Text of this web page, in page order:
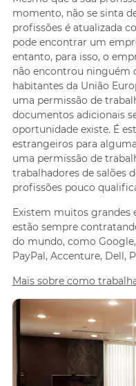
momento, não se sinta
profissões é atualizada
pode encontrar um
entanto, para isso, o
não encontrou ninguém
habitantes da União
uma permissão de
documentos adicionais
oportunidade existe. É
estrangeiros para
uma permissão de
trabalhadores de salões
profissões pouco
Existem muitos grandes
estão sempre
do mundo, como
PayPal, Accenture, Dell,
Mais sobre como